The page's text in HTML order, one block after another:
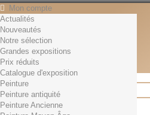
Mon compte
Contact
Français
English
Français
Actualités
Rechercher
Actualités
Nouveautés
Notre sélection
Grandes expositions
Prix réduits
Catalogue d'exposition
Peinture
Peinture antiquité
Peinture Ancienne